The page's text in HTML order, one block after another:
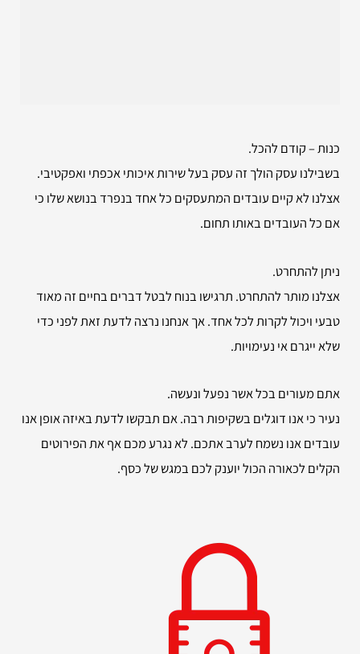
כנות – קודם להכל.
בשבילנו עסק הולך זה עסק בעל שירות איכותי אכפתי ואפקטיבי.
אצלנו לא קיים עובדים המתעסקים כל אחד בנפרד בנושא שלו כי
אם כל העובדים באותו תחום.
ניתן להתחרט.
אצלנו מותר להתחרט. תרגישו בנוח לבטל דברים בחיים זה מאוד
טבעי ויכול לקרות לכל אחד. אך אנחנו נרצה לדעת זאת לפני כדי
שלא ייגרם אי נעימויות.
אתם מעורים בכל אשר נפעל ונעשה.
נעיר כי אנו דוגלים בשקיפות רבה. אם תבקשו לדעת באיזה אופן אנו
עובדים אנו נשמח לערב אתכם. לא נגרע מכם אף את הפירוטים
הקלים לכאורה הכול יוענק לכם במגש של כסף.